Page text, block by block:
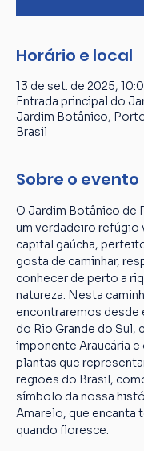
Horário e local
13 de set. de 2025,
Entrada principal do
Jardim Botânico,
Brasil
Sobre o evento
O Jardim Botânico de
um verdadeiro refúgio
capital gaúcha,
gosta de caminhar,
conhecer de perto a
natureza. Nesta
encontraremos desde
do Rio Grande do Sul,
imponente Araucária e
plantas que
regiões do Brasil,
símbolo da nossa
Amarelo, que encanta
quando floresce.